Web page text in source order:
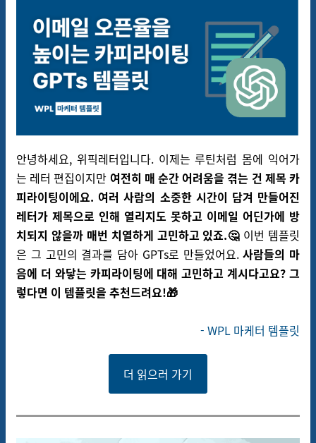
안녕하세요, 위픽레터입니다. 이제는 루틴처럼 몸에 익어가
는 레터 편집이지만 여전히 매 순간 어려움을 겪는 건 제목 카
피라이팅이에요. 여러 사람의 소중한 시간이 담겨 만들어진
레터가 제목으로 인해 열리지도 못하고 이메일 어딘가에 방
치되지 않을까 매번 치열하게 고민하고 있죠.🤔 이번 템플릿
은 그 고민의 결과를 담아 GPTs로 만들었어요.사람들의 마
음에 더 와닿는 카피라이팅에 대해 고민하고 계시다고요? 그
렇다면 이 템플릿을 추천드려요!🎁
- WPL 마케터 템플릿
더 읽으러 가기